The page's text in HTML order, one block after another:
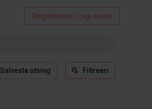
Registreeru / Logi sisse
Salvesta otsing Filtreeri